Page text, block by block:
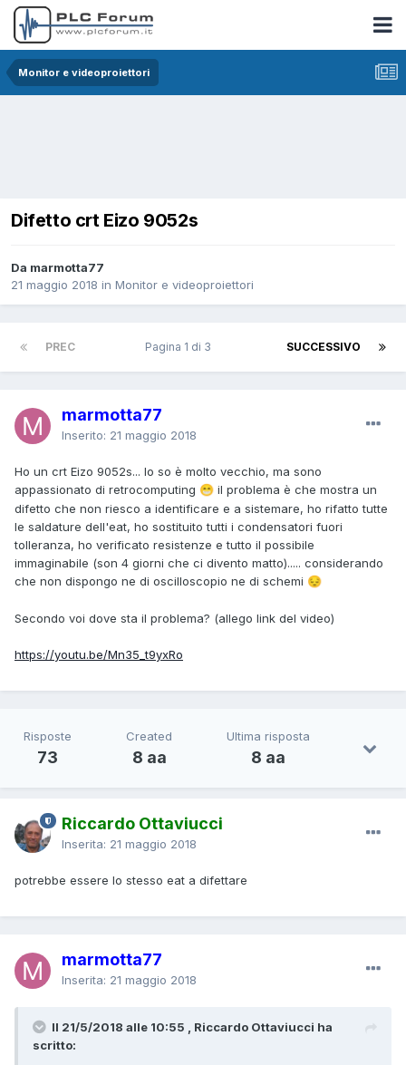
Monitor e videoproiettori
Difetto crt Eizo 9052s
Da marmotta77
21 maggio 2018 in Monitor e videoproiettori
PREC SUCCESSIVO
Pagina 1 di 3
marmotta77
Inserito: 21 maggio 2018
Ho un crt Eizo 9052s... lo so è molto vecchio, ma sono
appassionato di retrocomputing 😁 il problema è che mostra un
difetto che non riesco a identificare e a sistemare, ho rifatto tutte
le saldature dell'eat, ho sostituito tutti i condensatori fuori
tolleranza, ho verificato resistenze e tutto il possibile
immaginabile (son 4 giorni che ci divento matto)..... considerando
che non dispongo ne di oscilloscopio ne di schemi 😔
Secondo voi dove sta il problema? (allego link del video)
https://youtu.be/Mn35_t9yxRo
Risposte
73
Created
8 aa
Ultima risposta
8 aa
Riccardo Ottaviucci
Inserita: 21 maggio 2018
potrebbe essere lo stesso eat a difettare
marmotta77
Inserita: 21 maggio 2018
Il 21/5/2018 alle 10:55 , Riccardo Ottaviucci ha
scritto: